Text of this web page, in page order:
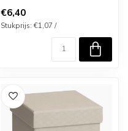
€6,40
Stukprijs: €1,07 /